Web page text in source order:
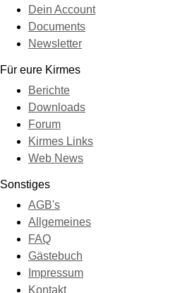
Dein Account
Documents
Newsletter
Für eure Kirmes
Berichte
Downloads
Forum
Kirmes Links
Web News
Sonstiges
AGB's
Allgemeines
FAQ
Gästebuch
Impressum
Kontakt